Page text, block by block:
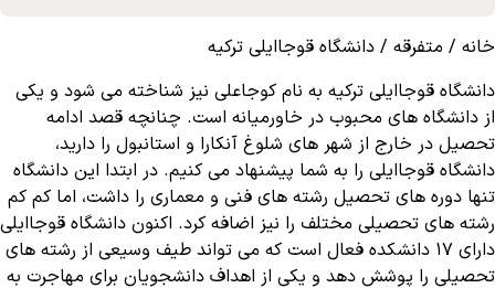
خانه / متفرقه / دانشگاه قوجاایلی ترکیه
دانشگاه قوجاایلی ترکیه به نام کوجاعلی نیز شناخته می شود و یکی
از دانشگاه های محبوب در خاورمیانه است. چنانچه قصد ادامه
تحصیل در خارج از شهر های شلوغ آنکارا و استانبول را دارید،
دانشگاه قوجاایلی را به شما پیشنهاد می کنیم. در ابتدا این دانشگاه
تنها دوره های تحصیل رشته های فنی و معماری را داشت‌، اما کم کم
رشته های تحصیلی مختلف را نیز اضافه کرد. اکنون دانشگاه قوجاایلی
دارای ۱۷ دانشکده فعال است که می تواند طیف وسیعی از رشته های
تحصیلی را پوشش دهد‌ و یکی از اهداف دانشجویان برای مهاجرت به